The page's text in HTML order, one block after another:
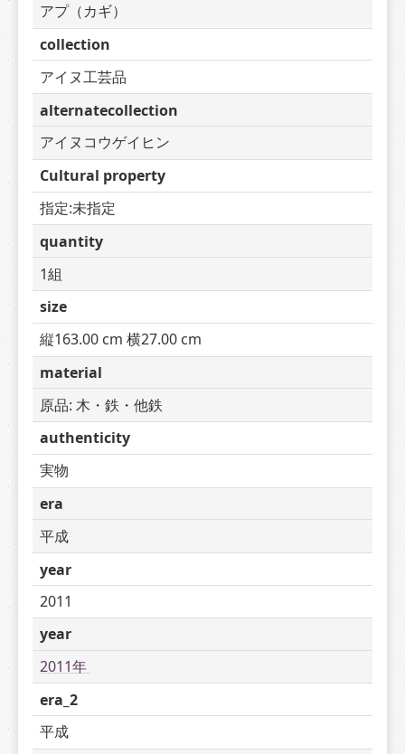
アプ（カギ）
collection
アイヌ工芸品
alternatecollection
アイヌコウゲイヒン
Cultural property
指定:未指定
quantity
1組
size
縦163.00 cm 横27.00 cm
material
原品: 木・鉄・他鉄
authenticity
実物
era
平成
year
2011
year
2011年
era_2
平成